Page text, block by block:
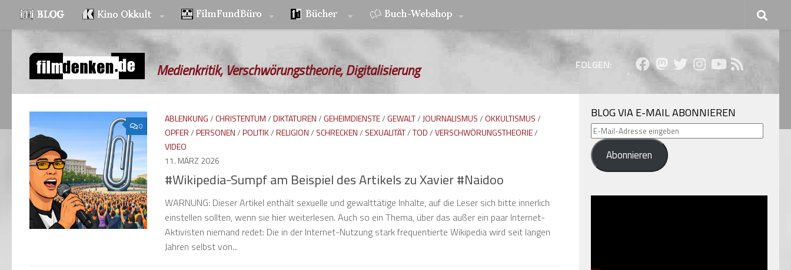
Zum Inhalt springen
Medienkritik, Verschwörungstheorie, Digitalisierung FOLGEN:
0
ABLENKUNG/CHRISTENTUM/DIKTATUREN/GEHEIMDIENSTE/GEWALT/ JOURNALISMUS/OKKULTISMUS/
OPFER/PERSONEN/POLITIK/RELIGION/ SCHRECKEN/ SEXUALITÄT/TOD/VERSCHWÖRUNGSTHEORIE/
VIDEO
11. MÄRZ 2026
#Wikipedia-Sumpf am Beispiel des Artikels zu Xavier #Naidoo
WARNUNG: Dieser Artikel enthält sexuelle und gewalttätige Inhalte, auf die Leser sich bitte innerlich
einstellen sollten, wenn sie hier weiterlesen. Auch so ein Thema, über das außer ein paar Internet-
Aktivisten niemand redet: Die in der Internet-Nutzung stark frequentierte Wikipedia wird seit langen
Jahren selbst von...
BLOG VIA E-MAIL ABONNIEREN
E-
Mail-
Adresse
eingeben
Abonnieren